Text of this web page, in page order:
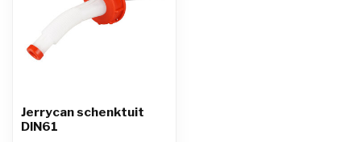
Jerrycan schenktuit
DIN61